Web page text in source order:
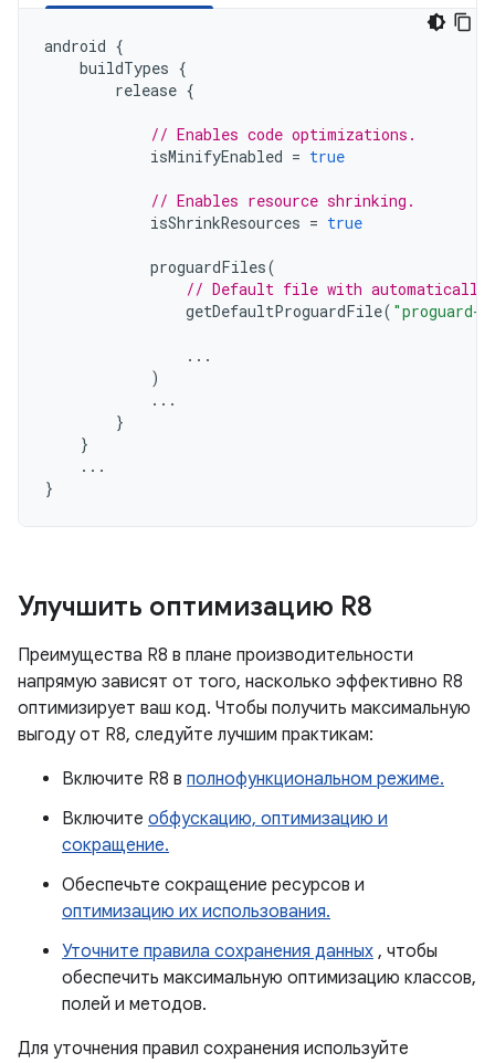
android {
buildTypes {
release {
// Enables code optimizations.
isMinifyEnabled = true
// Enables resource shrinking.
isShrinkResources = true
proguardFiles(
// Default file with automatically
getDefaultProguardFile( "proguard-
...
)
...
}
}
...
}
Улучшить оптимизацию R8
Преимущества R8 в плане производительности
напрямую зависят от того, насколько эффективно R8
оптимизирует ваш код. Чтобы получить максимальную
выгоду от R8, следуйте лучшим практикам:
Включите R8 в полнофункциональном режиме.
Включите обфускацию, оптимизацию и
сокращение.
Обеспечьте сокращение ресурсов и
оптимизацию их использования.
Уточните правила сохранения данных , чтобы
обеспечить максимальную оптимизацию классов,
полей и методов.
Для уточнения правил сохранения используйте